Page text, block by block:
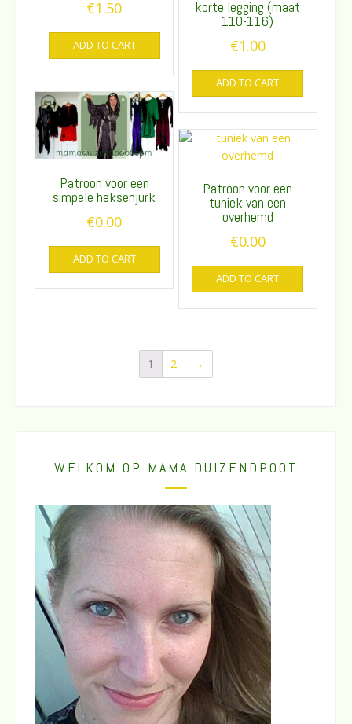
€1.50
ADD TO CART
korte legging (maat
110-116)
€1.00
ADD TO CART
Patroon voor een
simpele heksenjurk
€0.00
ADD TO CART
Patroon voor een
tuniek van een
overhemd
€0.00
ADD TO CART
1 2 →
WELKOM OP MAMA DUIZENDPOOT